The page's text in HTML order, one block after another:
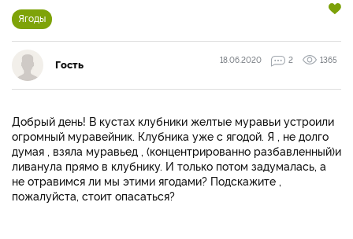
Ягоды
Гость 18.06.2020 2 1365
Добрый день! В кустах клубники желтые муравьи устроили
огромный муравейник. Клубника уже с ягодой. Я , не долго
думая , взяла муравьед , (концентрированно разбавленный)и
ливанула прямо в клубнику. И только потом задумалась, а
не отравимся ли мы этими ягодами? Подскажите ,
пожалуйста, стоит опасаться?